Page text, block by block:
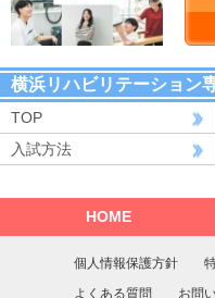
横浜リハビリテーション
TOP
入試方法
HOME
個人情報保護方針
よくある質問
お問